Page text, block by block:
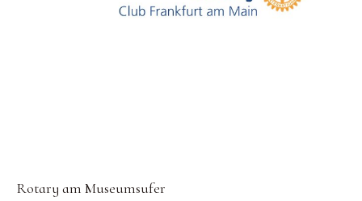
Rotary am Museumsufer